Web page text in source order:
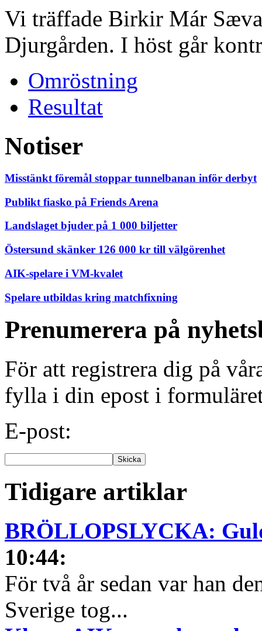
Vi träffade Birkir Már
Djurgården. I höst går
Omröstning
Resultat
Notiser
Misstänkt föremål stoppar tunnelbanan inför derbyt
Publikt fiasko på Friends Arena
Landslaget bjuder på 1 000 biljetter
Östersund skänker 126 000 kr till välgörenhet
AIK-spelare i VM-kvalet
Spelare utbildas kring matchfixning
Prenumerera på
För att registrera dig på
fylla i din epost i
E-post:
Tidigare artiklar
BRÖLLOPSLYCKA:
10:44:
För två år sedan var han
Sverige tog...